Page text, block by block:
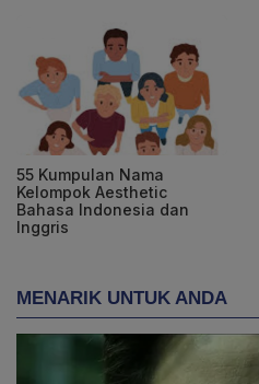
55 Kumpulan Nama
Kelompok Aesthetic
Bahasa Indonesia dan
Inggris